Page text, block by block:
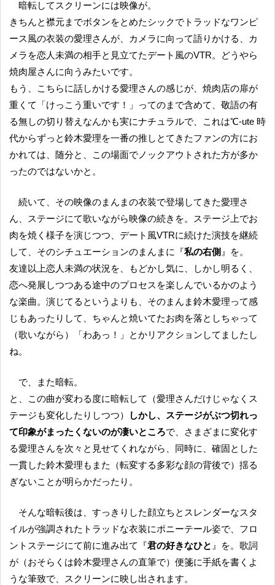
暗転してスクリーンには映像が。
きちんと襟元までボタンをとめたシックでトラッドなワンピ
ース風の衣装の愛理さんが、カメラに向って語りかける、カ
メラを恋人未満の相手と見立てたデート風のVTR。どうやら
焼肉屋さんに向うみたいです。
もう、こちらに話しかける愛理さんの感じが、焼肉店の扉が
重くて「けっこう重いです！」ってのまで含めて、敬語の有
る無しの切り替えなんかも実にナチュラルで、これは℃-ute 時
代からずっと鈴木愛理を一番の推しとてきたファンの方にお
かれては、随分と、この場面でノックアウトされた方が多か
ったのではないかと。
続いて、その映像のまんまの衣装で登場してきた愛理さ
ん、ステージにて歌いながら映像の続きを。ステージ上でお
肉を焼く様子を演じつつ、デート風VTRに続けた演技を継続
して、そのシチュエーションのまんまに『私の右側 』を。
友達以上恋人未満の状況を、もどかし気に、しかし明るく、
恋へ発展しつつある途中のプロセスを楽しんでいるかのよう
な楽曲。演じてるというよりも、そのまんま鈴木愛理って感
じもあったりして、ちゃんと焼いてたお肉を落としちゃって
（歌いながら）「わあっ！」とかリアクションしてましたし
ね。
で、また暗転。
と、この曲が変わる度に暗転して（愛理さんだけじゃなくス
テージも変化したりしつつ）
しかし、ステージがぶつ切れっ
て印象がまったくないのが凄いところで、さまざまに変化す
る愛理さんを次々と見せてくれながら、同時に、確固とした
一貫した鈴木愛理もまた（転変する多彩な顔の背後で）揺る
ぎないことが明らかだったり。
そんな暗転後は、すっきりした顔立ちとスレンダーなスタ
イルが強調されたトラッドな衣装にポニーテール姿で、フロ
ントステージにて前に進み出て『君の好きなひと 』を。歌詞
が（おそらくは鈴木愛理さんの直筆で）便箋に手紙を書くよ
うな筆致で、スクリーンに映し出されます。